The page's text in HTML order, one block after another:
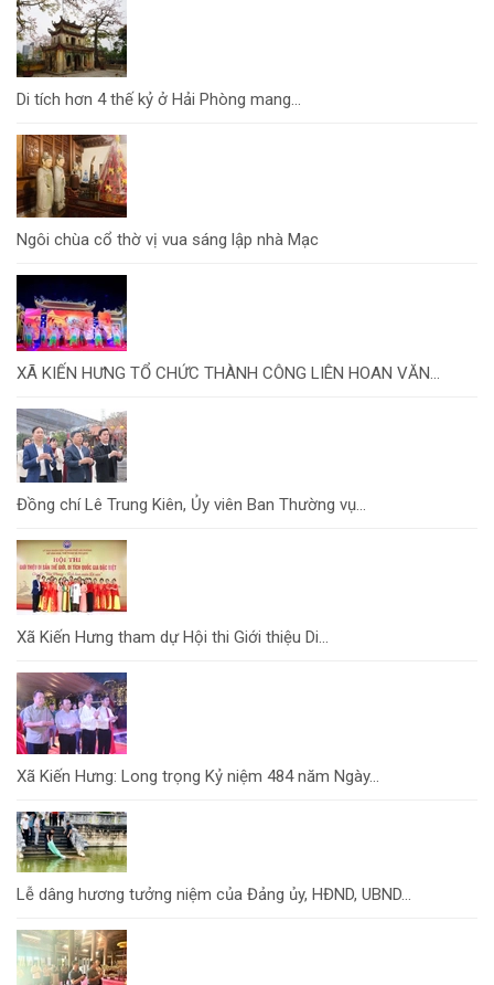
Di tích hơn 4 thế kỷ ở Hải Phòng mang...
Ngôi chùa cổ thờ vị vua sáng lập nhà Mạc
XÃ KIẾN HƯNG TỔ CHỨC THÀNH CÔNG LIÊN HOAN VĂN...
Đồng chí Lê Trung Kiên, Ủy viên Ban Thường vụ...
Xã Kiến Hưng tham dự Hội thi Giới thiệu Di...
Xã Kiến Hưng: Long trọng Kỷ niệm 484 năm Ngày...
Lễ dâng hương tưởng niệm của Đảng ủy, HĐND, UBND...